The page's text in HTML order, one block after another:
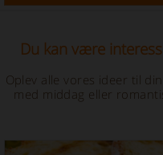
Du kan være
Oplev alle vores ideer til
med middag eller